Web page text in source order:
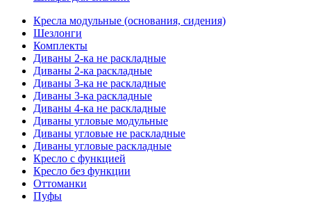
Кресла модульные (основания, сидения)
Шезлонги
Комплекты
Диваны 2-ка не раскладные
Диваны 2-ка раскладные
Диваны 3-ка не раскладные
Диваны 3-ка раскладные
Диваны 4-ка не раскладные
Диваны угловые модульные
Диваны угловые не раскладные
Диваны угловые раскладные
Кресло с функцией
Кресло без функции
Оттоманки
Пуфы